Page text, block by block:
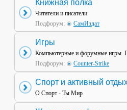
Книжная полка
Читатели и писатели
Подфорум:
СамИздат
Игры
Компьютерные и форумные игры.
Подфорум:
Counter-Strike
Спорт и активный
О Спорт - Ты Мир